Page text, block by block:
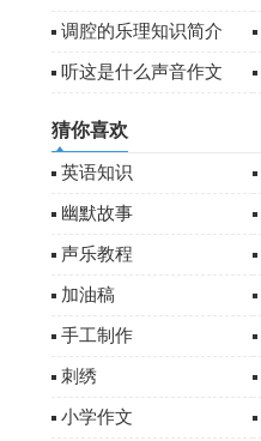
文调腔的乐理知识简介
听这是什么声音作文
猜你喜欢
英语知识
幽默故事
声乐教程
加油稿
手工制作
刺绣
小学作文